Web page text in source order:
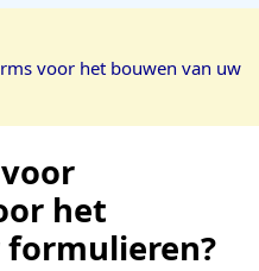
voor het bouwen van uw
het